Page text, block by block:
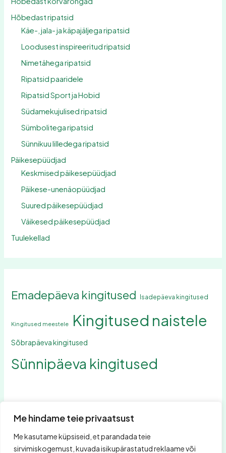
Me hindame teie privaatsust
Me kasutame küpsiseid, et parandada teie
sirvimiskogemust, kuvada isikupärastatud reklaame või
Hõbedast ripatsid
Käe-, jala- ja käpajäljega ripatsid
Loodusest inspireeritud ripatsid
Nimetähega ripatsid
Ripatsid paaridele
Ripatsid Sport ja Hobid
Südamekujulised ripatsid
Sümbolitega ripatsid
Sünnikuu lilledega ripatsid
Päikesepüüdjad
Keskmised päikesepüüdjad
Päikese-unenäopüüdjad
Suured päikesepüüdjad
Väikesed päikesepüüdjad
Tuulekellad
Emadepäeva kingitused Isadepäeva kingitused
Kingitused meestele Kingitused naistele
Sõbrapäeva kingitused
Sünnipäeva kingitused
Otsing